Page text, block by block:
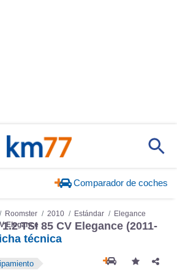
Comparador de coches
Roomster 2010 Estándar
Elegance
Elegance
TSI 85 CV Elegance (2011-
técnica